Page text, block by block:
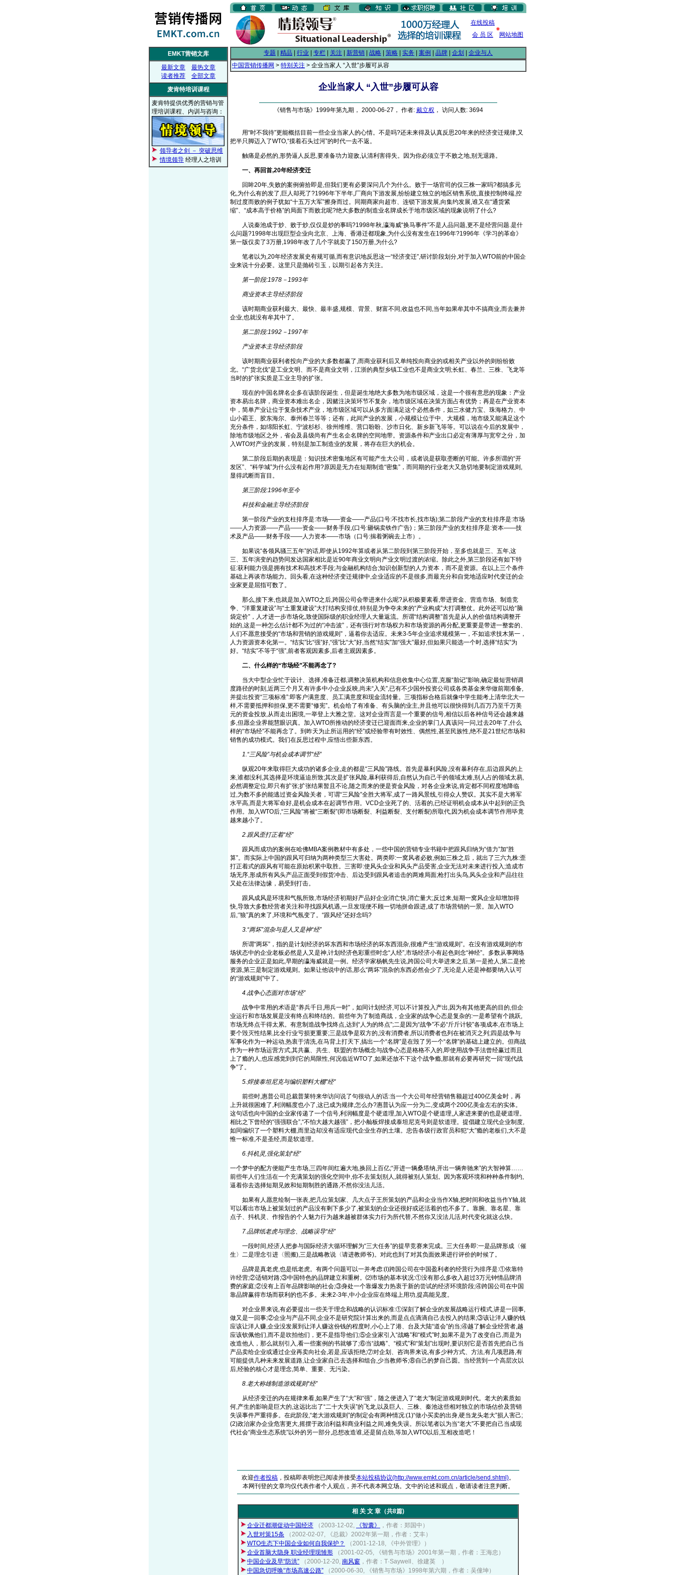
在线投稿
会 员 区
网站地图
EMKT营销文库
最新文章
最热文章
读者推荐
全部文章
麦肯特培训课程
麦肯特提供优秀的营销与管
理培训课程、内训与咨询：
领导者之剑 － 突破思维
情境领导 经理人之培训
专题 精品 行业 专栏 关注 新营销 战略 策略 实务 案例 品牌 企划
企业与人
中国营销传播网 > 特别关注 > 企业当家人 “入世”步履可从容
企业当家人 “入世”步履可从容
《销售与市场》1999年第九期， 2000-06-27， 作者: 戴立权 ， 访问人数: 3694
用“时不我待”更能概括目前一些企业当家人的心情。不是吗?还未来得及认真反思20年来的经济变迁规律,又
把半只脚迈入了WTO,“摸着石头过河”的时代一去不返。
触痛是必然的,形势逼人反思,要准备功力迎敌,认清利害得失。因为你必须立于不败之地,别无退路。
一、再回首,20年经济变迁
回眸20年,失败的案例俯拾即是,但我们更有必要深问几个为什么。败于一场官司的仅三株一家吗?都搞多元
化,为什么有的发了,巨人却死了?1996年下半年,厂商向下游发展,纷纷建立独立的地区销售系统,直接控制终端,控
制过度而败的例子犹如“十五万大军”擦身而过。同期商家向超市、连锁下游发展,向集约发展,谁又在“通货紧
缩”、“成本高于价格”的局面下而败北呢?绝大多数的制造业名牌成长于地市级区域的现象说明了什么?
人说秦池成于炒、败于炒,仅仅是炒的事吗?1998年秋,瀛海威“换马事件”不是人品问题,更不是经营问题.是什
么问题?1998年出现巨型企业向北京、上海、香港迁都现象,为什么没有发生在1996年?1996年《学习的革命》
第一版仅卖了3万册,1998年改了几个字就卖了150万册,为什么?
笔者以为,20年经济发展史有规可循,而有意识地反思这一“经济变迁”,研讨阶段划分,对于加入WTO前的中国企
业来说十分必要。这里只是抛砖引玉，以期引起各方关注。
第一阶段:1978－1993年
商业资本主导经济阶段
该时期商业获利最大、最快、最丰盛,规模、背景、财富不同,收益也不同,当年如果牟其中不搞商业,而去兼并
企业,也就没有牟其中了。
第二阶段:1992－1997年
产业资本主导经济阶段
该时期商业获利者投向产业的大多数都赢了,而商业获利后又单纯投向商业的或相关产业以外的则纷纷败
北。“广货北伐”是工业文明、而不是商业文明，江浙的典型乡镇工业也不是商业文明;长虹、春兰、三株、飞龙等
当时的扩张实质是工业主导的扩张。
现在的中国名牌名企多在该阶段诞生，但是诞生地绝大多数为地市级区域，这是一个很有意思的现象：产业
资本易出名牌，商业资本难出名企，因赌注决策环节不复杂，地市级区域在决策方面占有优势；再是在产业资本
中，简单产业让位于复杂技术产业，地市级区域可以从多方面满足这个必然条件，如三水健力宝、珠海格力、中
山小霸王、胶东海尔、泰州春兰等等；还有，此间产业的发展，小规模让位于中、大规模，地市级又能满足这个
充分条件，如绵阳长虹、宁波杉杉、徐州维维、营口盼盼、沙市日化、新乡新飞等等。可以说在今后的发展中，
除地市级地区之外，省会及县级尚有产生名企名牌的空间地带。资源条件和产业出口必定有薄厚与宽窄之分，加
入WTO对产业的发展，特别是加工制造业的发展，将存在巨大的机会。
第二阶段后期的表现是：知识技术密集地区有可能产生大公司，或者说是获取垄断的可能。许多所谓的“开
发区”、“科学城”为什么没有起作用?原因是无力在短期制造“密集”，而同期的行业老大又急切地要制定游戏规则,
显得武断而盲目。
第三阶段:1996年至今
科技和金融主导经济阶段
第一阶段产业的支柱排序是:市场——资金——产品(口号:不找市长,找市场);第二阶段产业的支柱排序是:市场
——人力资源——产品——资金——财务手段,(口号:砸锅卖铁作广告)；第三阶段产业的支柱排序是:资本——技
术及产品——财务手段——人力资本——市场（口号:揣着粥碗去上市）。
如果说“各领风骚三五年”的话,即使从1992年算或者从第二阶段到第三阶段开始，至多也就是三、五年,这
三、五年演变的趋势同发达国家相比是近90年商业文明向产业文明过渡的浓缩。除此之外,第三阶段还有如下特
征:获利能力强是拥有技术和高技术手段;与金融机构结合;知识创新型的人力资本，而不是资源。在以上三个条件
基础上再谈市场能力。回头看,在这种经济变迁规律中,企业适应的不是很多,而最充分和自觉地适应时代变迁的企
业家更是屈指可数了。
那么,接下来,也就是加入WTO之后,跨国公司会带进来什么呢?从积极要素看,带进资金、营造市场、制造竞
争、“洋重复建设”与“土重复建设”大打结构安排仗,特别是为争夺未来的“产业构成”大打调整仗。此外还可以给“脑
袋定价”，人才进一步市场化,致使国际级的职业经理人大量返流。所谓“结构调整”首先是从人的价值结构调整开
始的,这是一种怎么估计都不为过的“冲击波”，还有强行对市场权力和市场资源的再分配,更重要是带进一整套的、
人们不愿意接受的“市场和营销的游戏规则”，逼着你去适应。未来3-5年企业追求规模第一，不如追求技木第一，
人力资源资本化第一。“结实”比“强”好,“强”比“大”好,当然“结实”加“强大”最好,但如果只能选一个时,选择“结实”为
好。“结实”不等于“强”,前者客观因素多,后者主观因素多。
二、什么样的“市场经”不能再念了?
当大中型企业忙于设计、选择,准备迁都,调整决策机构和信息收集中心位置,克服“胎记”影响,确定最短营销调
度路径的时刻,近两三个月又有许多中小企业反映,尚未“入关”,已有不少国外投资公司或各类基金来华做前期准备,
并提出投资“三项标准”:即客户满意度、员工满意度和现金流转量。三项指标合格后就像中学生能考上清华北大一
样,不需要抵押和担保,更不需要“修宪”。机会给了有准备、有头脑的业主,并且他可以很快得到几百万乃至千万美
元的资金投放,从而走出困境,一举登上大雅之堂。这对企业而言是一个重要的信号,相信以后各种信号还会越来越
多,但愿企业界能慧眼识真。加入WTO所推动的经济变迁已迎面而来,企业的掌门人真该问一问,过去20年了,什么
样的“市场经”不能再念了。到昨天为止所运用的“经”或经验带有时效性、偶然性,甚至民族性,绝不是21世纪市场和
销售的成功模式。我们在反思过程中,应悟出些新东西。
1.“三风险”与机会成本调节“经”
纵观20年来取得巨大成功的诸多企业,走的都是“三风险”路线。首先是暴利风险,没有暴利存在,后边跟风的上
来,谁都没利,其选择是环境逼迫所致;其次是扩张风险,暴利获得后,自然认为自己干的领域太难,别人占的领域太易,
必然调整定位,即只有扩张;扩张结果暂且不论,随之而来的便是资金风险，对各企业来说,肯定都不同程度地降临
过,为数不多的能逃过资金风险关者，可谓“三风险”全胜大将军,成了一路风景线,引得众人赞叹。其实不是大将军
水平高,而是大将军命好,是机会成本在起调节作用。VCD企业死了的、活着的,已经证明机会成本从中起到的正负
作用。加入WTO后,“三风险”将被“三断裂”(即市场断裂、利益断裂、支付断裂)所取代,因为机会成本调节作用毕竟
越来越小了。
2.跟风歪打正着“经”
跟风而成功的案例在哈佛MBA案例教材中有多处，一些中国的营销专业书籍中把跟风归纳为“借力”加“胜
算”。而实际上中国的跟风可归纳为两种类型三大害处。两类即:一窝风者必败,例如三株之后，就出了三六九株:歪
打正着式的跟风有可能在原始积累中取胜。三害即:使风头企业和风头产品受害,企业无法对未来进行投入;造成市
场无序,形成所有风头产品正面受到假货冲击、后边受到跟风者追击的两难局面;枪打出头鸟,风头企业和产品往往
又处在法律边缘，易受到打击。
跟风成风是环境和气氛所致,市场经济初期好产品好企业消亡快,消亡量大;反过来,短期一窝风企业却增加得
快,导致大多数经营者关注和寻找跟风机遇,一旦发现便不顾一切地拼命跟进,成了市场营销的一景。加入WTO
后,‘'狼”真的来了,环境和气氛变了。“跟风经”还好念吗?
3.“两坏”混杂与是人又是神“经”
所谓“两坏”，指的是计划经济的坏东西和市场经济的坏东西混杂,很难产生“游戏规则”。在没有游戏规则的市
场状态中的企业老板必然是人又是神,计划经济色彩重些时念“人经”,市场经济小有起色则念“神经”。多数从事网络
服务的企业正是如此,早期的瀛海威就是一例。经济学家杨帆先生说,跨国公司大举进来之后,第一是抢人,第二是抢
资源,第三是制定游戏规则。如果让他说中的话,那么“两坏”混杂的东西必然会少了,无论是人还是神都要纳入认可
的“游戏规则”中了。
4.战争心态面对市场“经”
战争中常用的术语是“养兵千日,用兵一时”，如同计划经济,可以不计算投入产出,因为有其他更高的目的,但企
业运行和市场发展是没有终点和终结的。前些年为了制造商战，企业家的战争心态是复杂的:一是希望有个跳跃,
市场无终点干得太累。有意制造战争找终点,达到“人为的终点”;二是因为“战争”不必“斤斤计较”各项成本,在市场上
要个毁灭性结果,比全行业亏损更重要;三是战争是双方的,没有消费者,所以消费者也列在被消灭之列;四是战争与
军事化作为一种运动,热衷于清洗,在马背上打天下,搞出一个“名牌”是在毁了另一个“名牌”的基础上建立的。但商战
作为一种市场运营方式,其共赢、共生、联盟的市场概念与战争心态是格格不入的,即使用战争手法曾经赢过而且
上了瘾的人,也应感觉到到它的局限性,何况临近WTO了,如果还放不下这个战争瘾,那就有必要再研究一回“现代战
争”了。
5.焊接泰坦尼克与编织塑料大棚"经"
前些时,惠普公司总裁普莱特来华访问说了句很动人的话:当一个大公司年经营销售额超过400亿美金时，再
上升就很困难了,利润幅度也小了,这已成为规律,怎么办?惠普认为应一分为二,变成两个200亿美金左右的实体。
这句话也向中国的企业家传递了一个信号,利润幅度是个硬道理,加入WTO是个硬道理,人家进来要的也是硬道理。
相比之下曾经的“强强联合”,“不怕大越大越强”，把小舢板焊接成泰坦尼克号则是软道理。提倡建立现代企业制度,
如同编织了一个塑料大棚,而里边却没有适应现代企业生存的土壤。忠告各级行政官员和犯“大”瘾的老板们,大不是
惟一标准,不是圣经,而是软道理。
6.抖机灵,强化策划“经”
一个梦中的配方便能产生市场,三四年间红遍大地,换回上百亿;“开进一辆桑塔纳,开出一辆奔驰来”的大智神算……
前些年人们生活在一个充满策划的强化空间中,你不去策划别人,就得被别人策划。因为客观环境和种种条件制约,
逼着你去选择短期见效和短期制胜的通路,不然你没法儿活。
如果有人愿意绘制一张表,把几位策划家、几大点子王所策划的产品和企业当作X轴,把时间和收益当作Y轴,就
可以看出市场上被策划过的产品没有剩下多少了,被策划的企业还很好或还活着的也不多了。靠腕、靠名星、靠
点子、抖机灵、作报告的个人魅力行为越来越被群体实力行为所代替,不然你又没法儿活,时代变化就这么快。
7.品牌纸老虎与理念、战略误导“经”
一段时间,经济人把参与国际经济大循环理解为“三大任务”的提早竞赛来完成。三大任务即:一是品牌形成〈催
生〉二是理念引进〈照搬),三是战略教说〈请进教师爷)。对此也到了对其负面效果进行评价的时候了。
品牌是真老虎,也是纸老虎。有两个问题可以一并考虑:(l)跨国公司在中国盈利者的经营行为排序是:①依靠特
许经营;②适销对路;③中国特色的品牌建立和重树。⑵市场的基本状况:①没有那么多收入超过3万元钟情品牌消
费的家庭;②没有上百年品牌影响的社会;③身处一个靠爆发力热衷于新的尝试的经济环境阶段;④跨国公司在中国
靠品牌赢得市场而获利的也不多。未来2-3年,中小企业应在终端上用功,提高能见度。
对企业界来说,有必要提出一些关于理念和战略的认识标准:①深刻了解企业的发展战略运行模式,讲是一回事,
做又是一回事;②企业与产品不同,企业不是研究院计算出来的,而是点点滴滴自己去投入的结果;③该让洋人赚的钱
应该让洋人赚,企业没发展到让洋人赚这份钱的程度时,小心上了港、台及大陆“道会”的当;④越了解企业经营者,越
应该钦佩他们,而不是吹拍他们，更不是指导他们;⑤企业家引入“战略”和“模式”时,如果不是为了改变自己,而是为
改造他人，那么就别引入,看一些案例的书就够了;⑥当“战略”、“模式”和“策划”出现时,要识别它是否首先把自己当
产品卖给企业或通过企业再卖向社会,若是,应该拒绝;⑦对企划、咨询界来说,有多少种方式、方法,有几项思路,有
可能提供几种未来发展道路,让企业家自己去选择和组合,少当教师爷;⑧自己的梦自己圆。当经营到一个高层次以
后,经验的核心才是理念,简单、重要、无污染。
8.老大称雄制造游戏规则“经”
从经济变迁的内在规律来看,如果产生了“大”和“强”，随之便进入了“老大”制定游戏规则时代。老大的素质如
何,产生的影响是巨大的,这远比出了“二十大失误”的飞龙,以及巨人、三株、秦池这些相对独立的市场估价及营销
失误事件严重得多。在此阶段,“老大游戏规则”的制定会有两种情况:(1)“做小买卖的出身,硬当龙头老大”损人害己;
(2)政治家办企业危害更大,摇摆于政治利益和商业利益之间,难免失误。所以笔者以为当“老大”不要把自己当成现
代社会“商业生态系统”以外的另一部分,总想改造谁,还是留点劲,等加入WTO以后,互相改造吧！
欢迎作者投稿 ，投稿即表明您已阅读并接受本站投稿协议(http://www.emkt.com.cn/article/send.shtml)。
本网刊登的文章均仅代表作者个人观点，并不代表本网立场。文中的论述和观点，敬请读者注意判断。
相 关 文 章（共8篇)
企业迁都潮促动中国经济
（2003-12-02, 《智囊》
，作者：郑国中）
入世对策15条
（2002-02-07, 《总裁》2002年第一期，作者：艾丰）
WTO生态下中国企业如何自我保护？
（2001-12-18, 《中外管理》）
企业首脑大隐身 职业经理现雏形
（2001-02-05, 《销售与市场》2001年第一期，作者：王海忠）
中国企业及早“防洪”
（2000-12-20, 南风窗 ，作者：T·Saywell、徐建英 ）
中国急切呼唤“市场高速公路”
（2000-06-30, 《销售与市场》1998年第六期，作者：吴僮坤）